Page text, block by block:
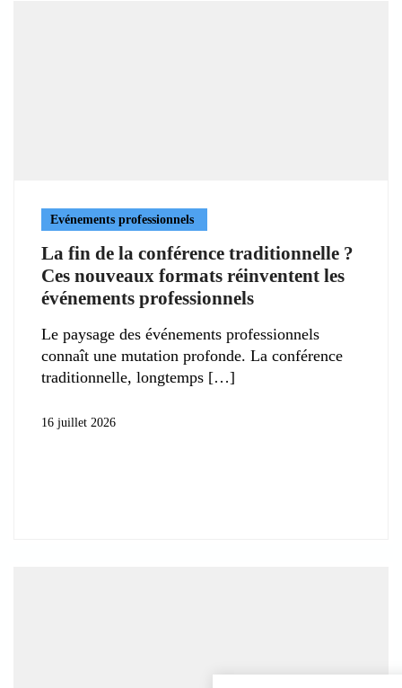
Evénements professionnels
La fin de la conférence traditionnelle ?
Ces nouveaux formats réinventent les
événements professionnels
Le paysage des événements professionnels
connaît une mutation profonde. La conférence
traditionnelle, longtemps
16 juillet 2026